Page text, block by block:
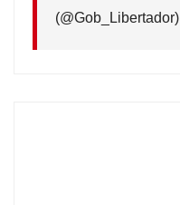
(@Gob_Libertador)